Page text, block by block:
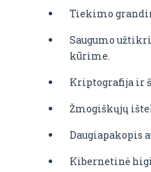
Tiekimo
Saugumo
kūrime.
Kriptografija ir
Žmogiškųjų
Daugiapakopis
Kibernetinė